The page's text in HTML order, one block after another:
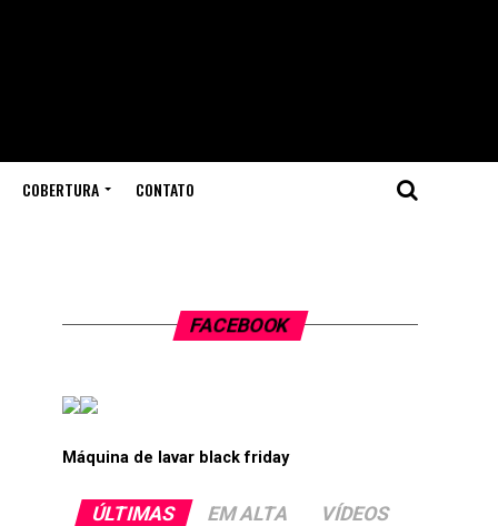
COBERTURA CONTATO
FACEBOOK
Máquina de lavar black friday
ÚLTIMAS EM ALTA VÍDEOS